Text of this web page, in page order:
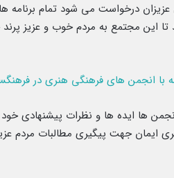
درخواست می شود تمام برنامه
تا این مجتمع به مردم خوب و عزیز
ها ایده ها و نظرات پیشنهادی خود را
ایمان جهت پیگیری مطالبات مردم